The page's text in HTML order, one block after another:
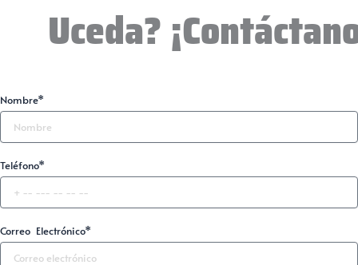
Uceda?
Nombre*
Teléfono*
Correo Electrónico*